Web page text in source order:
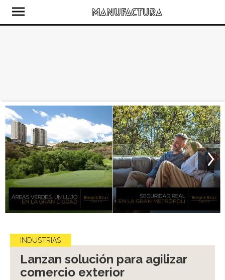
INDUSTRIAS
Lanzan solución para agilizar
comercio exterior